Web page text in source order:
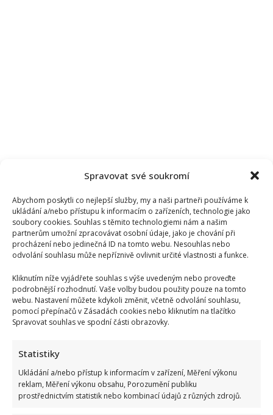
Spravovat své soukromí
Abychom poskytli co nejlepší služby, my a naši partneři používáme k
ukládání a/nebo přístupu k informacím o zařízeních, technologie jako
soubory cookies. Souhlas s těmito technologiemi nám a našim
partnerům umožní zpracovávat osobní údaje, jako je chování při
procházení nebo jedinečná ID na tomto webu. Nesouhlas nebo
odvolání souhlasu může nepříznivě ovlivnit určité vlastnosti a funkce.
Kliknutím níže vyjádřete souhlas s výše uvedeným nebo proveďte
podrobnější rozhodnutí. Vaše volby budou použity pouze na tomto
webu. Nastavení můžete kdykoli změnit, včetně odvolání souhlasu,
pomocí přepínačů v Zásadách cookies nebo kliknutím na tlačítko
Spravovat souhlas ve spodní části obrazovky.
Statistiky
Ukládání a/nebo přístup k informacím v zařízení, Měření výkonu
reklam, Měření výkonu obsahu, Porozumění publiku
prostřednictvím statistik nebo kombinací údajů z různých zdrojů.